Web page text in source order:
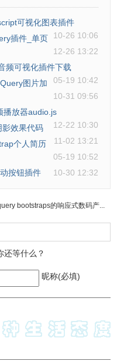
vt-right-top、
center、vt-
bottom
top、vt-left-
使用 则加上 vt-
css class 都
终会传递给
top'
{null|Object} */
可视化图表插件
10-26 10:06
插件_单页
12-26 13:22
频可视化插件下载
05-19 10:42
图片加
10-31 09:56
播放器audio.js
12-22 10:30
影效果代码
11-02 13:21
个人简历
05-19 10:52
按钮插件
10-30 12:32
bootstraps的响应式数码产...
还等什么？
昵称(必填)